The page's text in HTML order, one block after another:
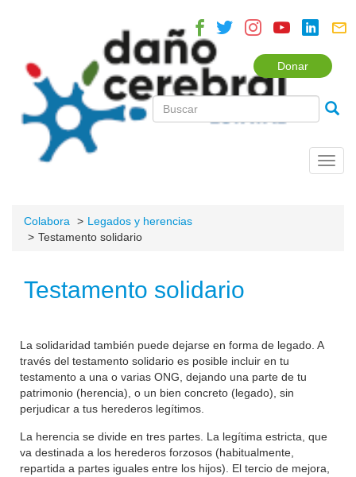
Donar
Colabora
Legados y herencias
Testamento solidario
Testamento solidario
La solidaridad también puede dejarse en forma de legado. A
través del testamento solidario es posible incluir en tu
testamento a una o varias ONG, dejando una parte de tu
patrimonio (herencia), o un bien concreto (legado), sin
perjudicar a tus herederos legítimos.
La herencia se divide en tres partes. La legítima estricta, que
va destinada a los herederos forzosos (habitualmente,
repartida a partes iguales entre los hijos). El tercio de mejora,